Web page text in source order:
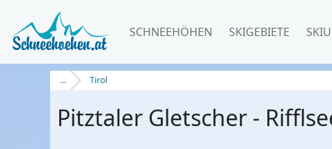
SCHNEEHÖHEN SKIGEBIETE
... Tirol
Pitztaler Gletscher -